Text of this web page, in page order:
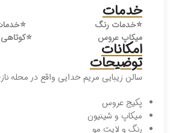
خدمات
⭐️خدمات رنگ ⭐️
میکاپ عروس
⭐️
امکانات
توضیحات
سالن زیبایی مریم خدایی واقع در محله
پکیج عروس
میکاپ و شینیون
رنگ و لایت مو